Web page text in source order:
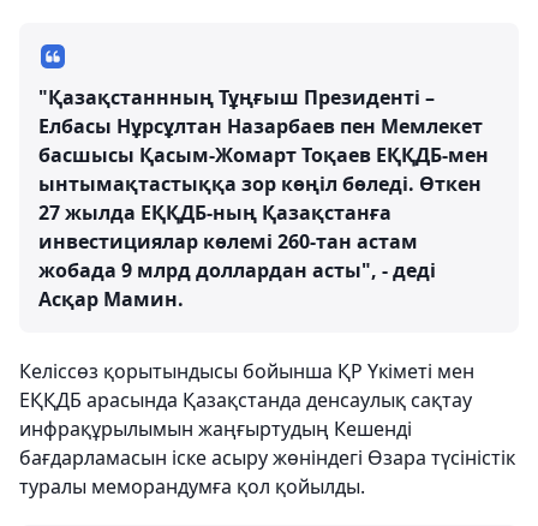
"Қазақстаннның Тұңғыш Президенті –
Елбасы Нұрсұлтан Назарбаев пен Мемлекет
басшысы Қасым-Жомарт Тоқаев ЕҚҚДБ-мен
ынтымақтастыққа зор көңіл бөледі. Өткен
27 жылда ЕҚҚДБ-ның Қазақстанға
инвестициялар көлемі 260-тан астам
жобада 9 млрд доллардан асты", - деді
Асқар Мамин.
Келіссөз қорытындысы бойынша ҚР Үкіметі мен
ЕҚҚДБ арасында Қазақстанда денсаулық сақтау
инфрақұрылымын жаңғыртудың Кешенді
бағдарламасын іске асыру жөніндегі Өзара түсіністік
туралы меморандумға қол қойылды.